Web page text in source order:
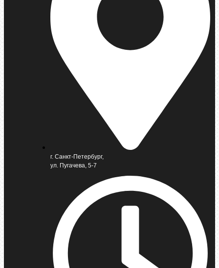
г. Санкт-Петербург,
ул. Пугачева, 5-7